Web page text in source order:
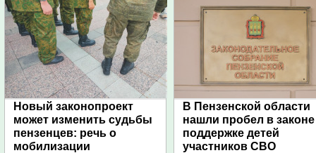
Новый законопроект
может изменить судьбы
пензенцев: речь о
мобилизации
В Пензенской области
нашли пробел в
поддержке детей
участников СВО